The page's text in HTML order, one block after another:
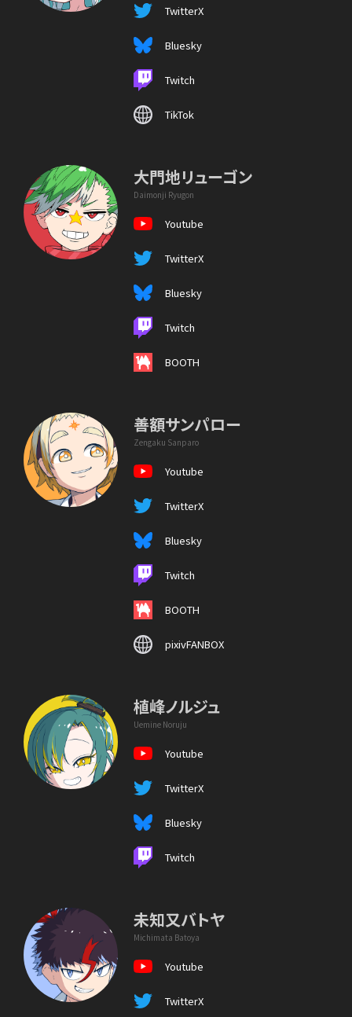
TwitterX
Bluesky
Twitch
TikTok
大門地リューゴン
Daimonji Ryugon
Youtube
TwitterX
Bluesky
Twitch
BOOTH
善額サンパロー
Zengaku Sanparo
Youtube
TwitterX
Bluesky
Twitch
BOOTH
pixivFANBOX
植峰ノルジュ
Uemine Noruju
Youtube
TwitterX
Bluesky
Twitch
未知又バトヤ
Michimata Batoya
Youtube
TwitterX